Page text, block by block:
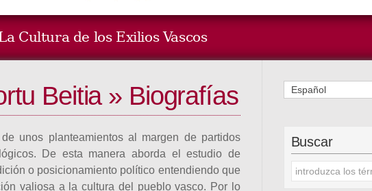
Cultura de los Exilios Vascos
Beitia » Biografías
unos planteamientos al margen de partidos
De esta manera aborda el estudio de
o posicionamiento político entendiendo que
valiosa a la cultura del pueblo vasco. Por lo
Español
Buscar